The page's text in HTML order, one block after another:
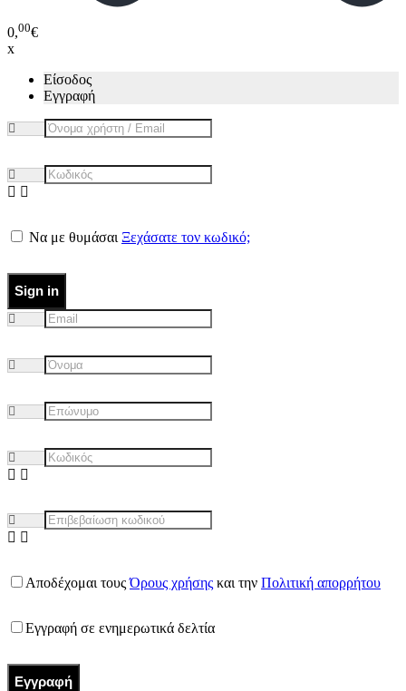
0,00€
x
Είσοδος
Εγγραφή
Να με θυμάσαι Ξεχάσατε τον κωδικό;
Sign in
Αποδέχομαι τουςΌρους χρήσης και την Πολιτική απορρήτου
Εγγραφή σε ενημερωτικά δελτία
Εγγραφή